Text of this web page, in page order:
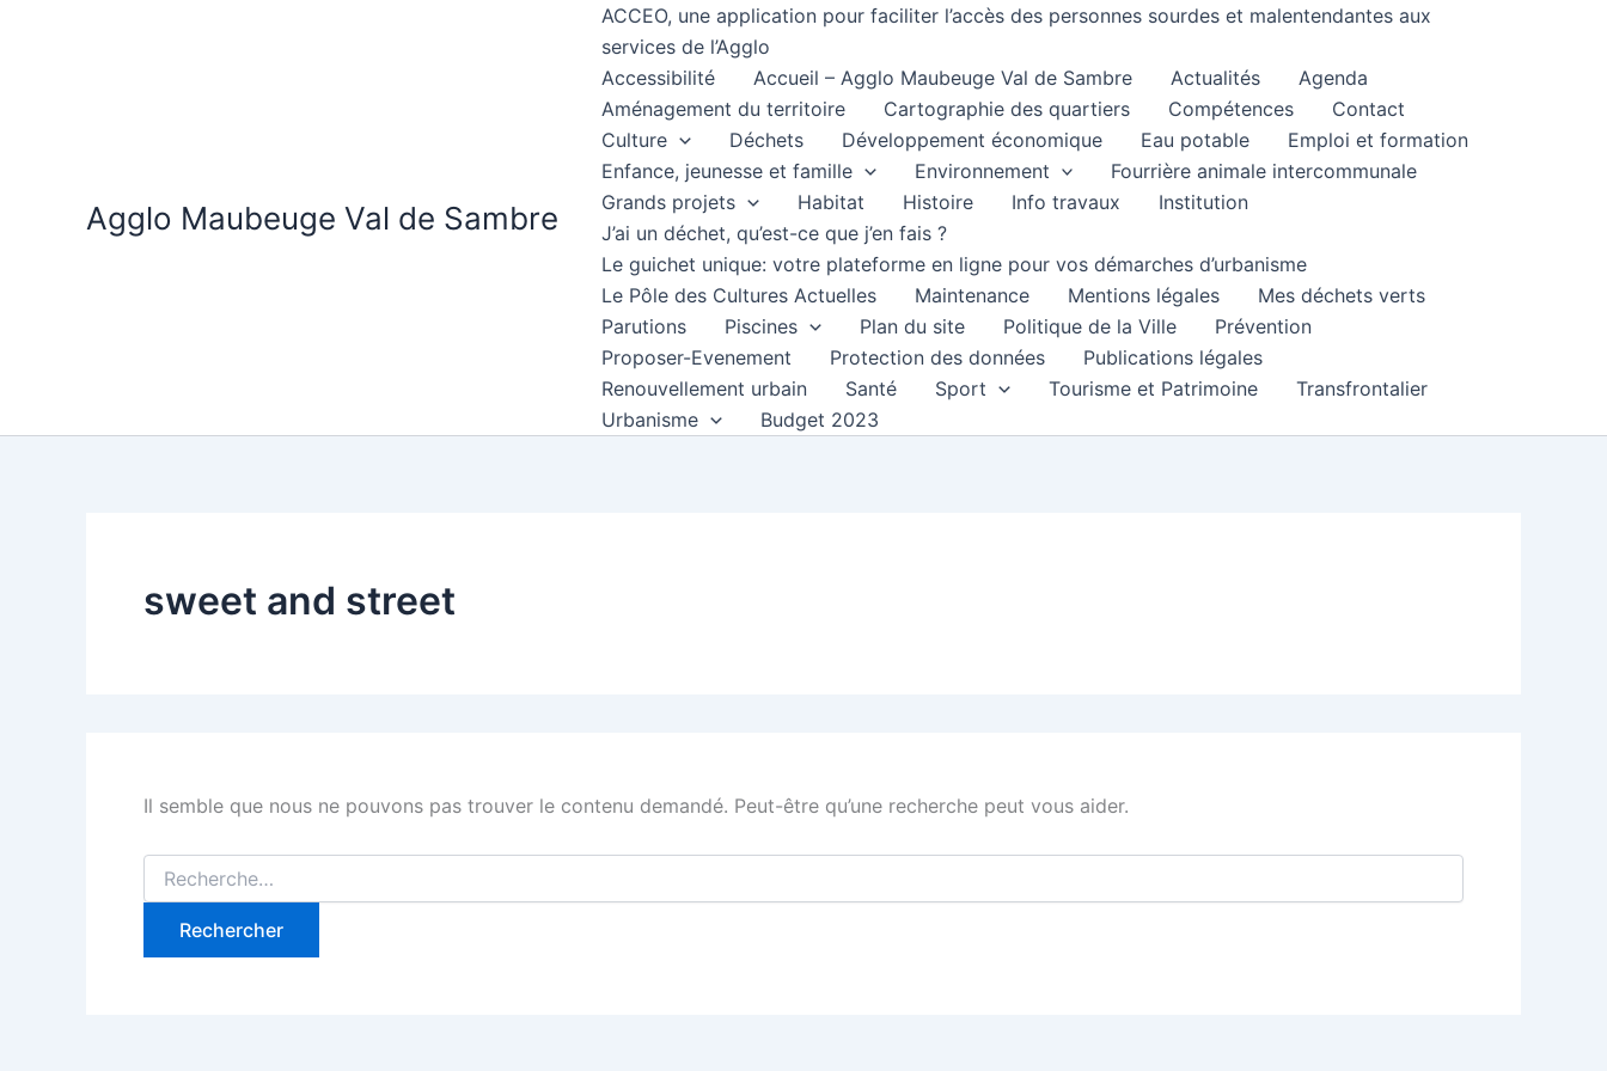
Agglo Maubeuge Val de Sambre
ACCEO, une application pour faciliter l’accès des personnes sourdes et malentendantes aux
services de l’Agglo
Accessibilité
Accueil – Agglo Maubeuge Val de Sambre Actualités
Agenda
Aménagement du territoire
Cartographie des quartiers Compétences
Contact
Culture
Déchets Développement économique Eau potable
Emploi et formation
Enfance, jeunesse et famille
Environnement
Fourrière animale intercommunale
Grands projets
Habitat Histoire Info travaux
Institution
J’ai un déchet, qu’est-ce que j’en fais ?
Le guichet unique: votre plateforme en ligne pour vos démarches d’urbanisme
Le Pôle des Cultures Actuelles
Maintenance Mentions légales
Mes déchets verts
Parutions
Piscines Plan du site Politique de la Ville
Prévention
Proposer-Evenement
Protection des données
Publications légales
Renouvellement urbain
Santé Sport Tourisme et Patrimoine
Transfrontalier
Urbanisme
Budget 2023
sweet and street
Il semble que nous ne pouvons pas trouver le contenu demandé. Peut-être qu’une recherche peut vous aider.
Rechercher :